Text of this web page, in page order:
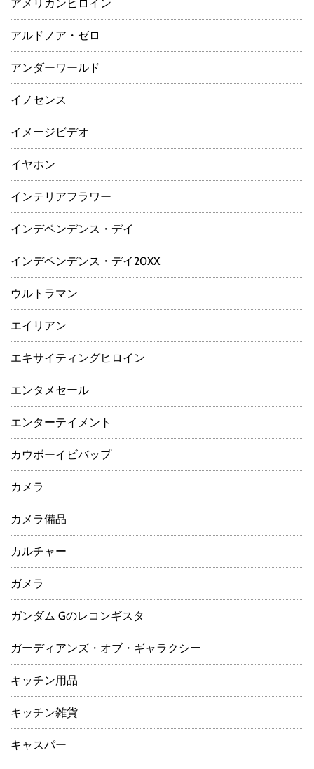
アメリカンヒロイン
アルドノア・ゼロ
アンダーワールド
イノセンス
イメージビデオ
イヤホン
インテリアフラワー
インデペンデンス・デイ
インデペンデンス・デイ20XX
ウルトラマン
エイリアン
エキサイティングヒロイン
エンタメセール
エンターテイメント
カウボーイビバップ
カメラ
カメラ備品
カルチャー
ガメラ
ガンダム Gのレコンギスタ
ガーディアンズ・オブ・ギャラクシー
キッチン用品
キッチン雑貨
キャスパー